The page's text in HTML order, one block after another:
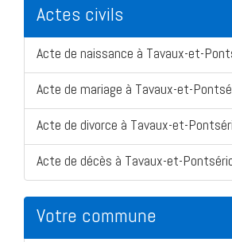
Actes civils
Acte de naissance à Tavaux-et-
Acte de mariage à Tavaux-et-
Acte de divorce à Tavaux-et-
Acte de décès à Tavaux-et-
Votre commune